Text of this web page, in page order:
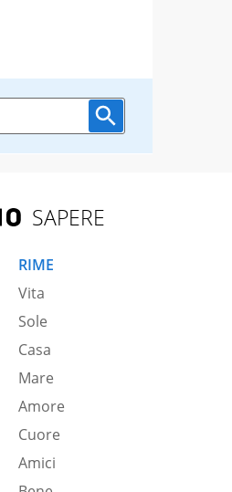
SAPERE
RIME
Vita
Sole
Casa
Mare
Amore
Cuore
Amici